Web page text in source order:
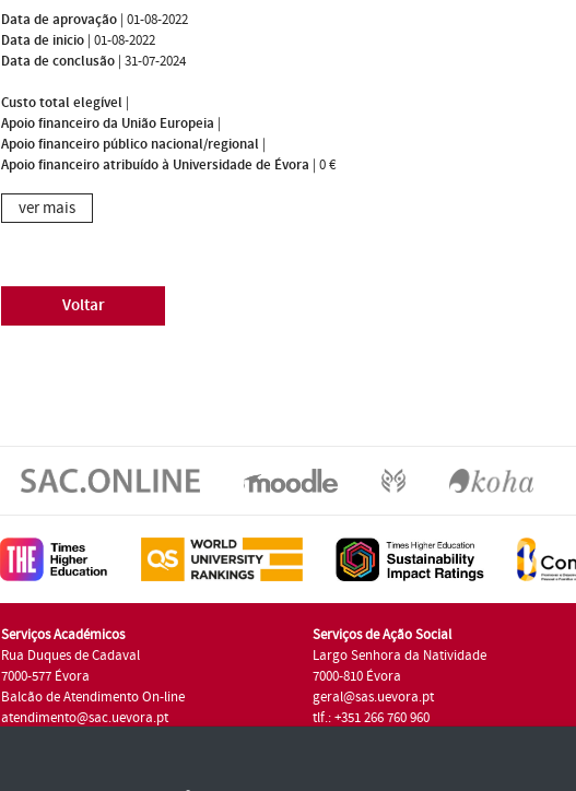
Data de aprovação | 01-08-2022
Data de inicio | 01-08-2022
Data de conclusão | 31-07-2024
Custo total elegível |
Apoio financeiro da União Europeia |
Apoio financeiro público nacional/regional |
Apoio financeiro atribuído à Universidade de Évora | 0 €
ver mais
Voltar
Serviços Académicos
Rua Duques de Cadaval
7000-577 Évora
Balcão de Atendimento On-line
atendimento@sac.uevora.pt
Serviços de Ação Social
Largo Senhora da Natividade
7000-810 Évora
geral@sas.uevora.pt
tlf.: +351 266 760 960